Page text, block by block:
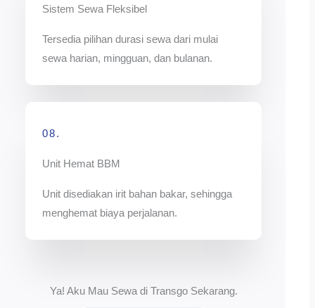
Sistem Sewa Fleksibel
Tersedia pilihan durasi sewa dari mulai
sewa harian, mingguan, dan bulanan.
08.
Unit Hemat BBM
Unit disediakan irit bahan bakar, sehingga
menghemat biaya perjalanan.
Ya! Aku Mau Sewa di Transgo Sekarang.